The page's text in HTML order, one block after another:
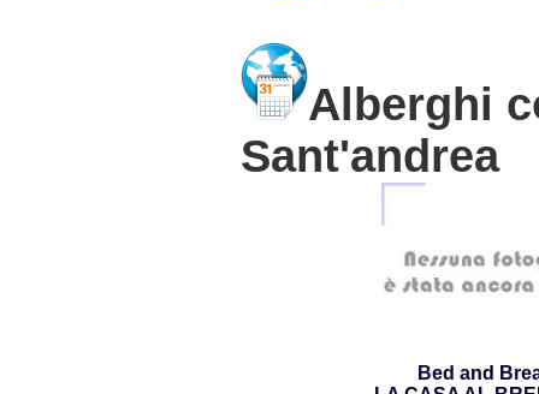
Alberghi
Sant'andrea
Bed and